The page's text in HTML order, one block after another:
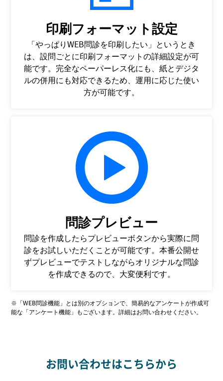
印刷フォーマット設定
「やっぱりWEB問診を印刷したい」というとき
は、設問ごとに印刷フォーマットの詳細設定が可
能です。完全なペーパーレス化にも、紙とデジタ
ルの併用にも対応できるため、運用に応じた使い
方が可能です。
問診プレビュー
問診を作成したらプレビューボタンから実際に問
診をお試しいただくことが可能です。本番公開せ
ずプレビューでテストしながらオリジナルな問診
を作成できるので、大変便利です。
※「WEB問診機能」とは別のオプションで、簡易的なアンケートが作成可
能な「アンケート機能」もございます。詳細はお問い合わせください。
お問い合わせはこちらから